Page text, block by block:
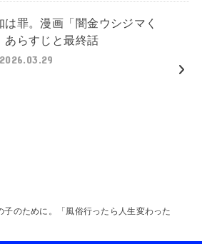
は罪。漫画「闇金ウシジマく
あらすじと最終話
2026.03.29
のために。「風俗行ったら人生変わった